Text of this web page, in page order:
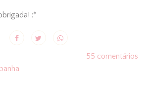
:*
55 comentários